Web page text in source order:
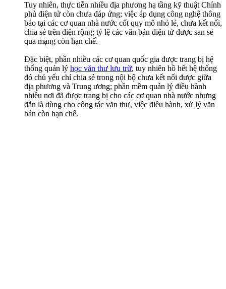
Tuy nhiên, thực tiễn nhiều địa phương hạ tầng kỹ thuật Chính
phủ điện tử còn chưa đáp ứng; việc áp dụng công nghệ thông
báo tại các cơ quan nhà nước cốt quy mô nhỏ lẻ, chưa kết nối,
chia sẻ trên diện rộng; tỷ lệ các văn bản điện tử được san sẻ
qua mạng còn hạn chế.
Đặc biệt, phần nhiều các cơ quan quốc gia được trang bị hệ
thống quản lý học văn thư lưu trữ, tuy nhiên hồ hết hệ thống
đó chủ yếu chỉ chia sẻ trong nội bộ chưa kết nối được giữa
địa phương và Trung ương; phần mềm quản lý điều hành
nhiều nơi đã được trang bị cho các cơ quan nhà nước nhưng
đẵn là dùng cho công tác văn thư, việc điều hành, xử lý văn
bản còn hạn chế.